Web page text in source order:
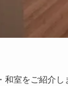
和室をご紹介し